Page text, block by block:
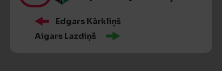
Edgars Kārkliņš
Aigars Lazdiņš